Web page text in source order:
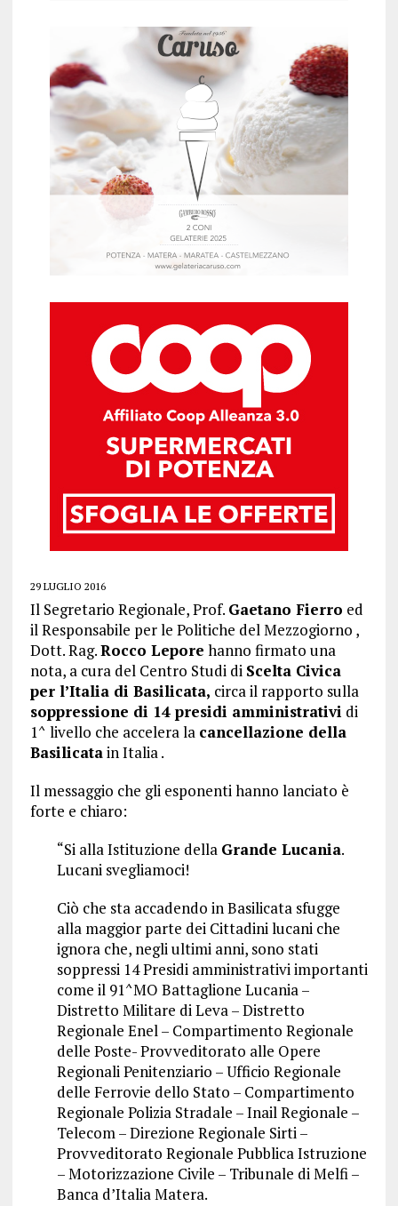
29 LUGLIO 2016
Il Segretario Regionale, Prof. Gaetano Fierro ed
il Responsabile per le Politiche del Mezzogiorno ,
Dott. Rag.Rocco Lepore hanno firmato una
nota, a cura del Centro Studi di Scelta Civica
per l’Italia di Basilicata, circa il rapporto sulla
soppressione di 14 presidi amministrativi di
1^ livello che accelera la cancellazione della
Basilicatain Italia .
Il messaggio che gli esponenti hanno lanciato è
forte e chiaro:
“Si alla Istituzione della Grande Lucania.
Lucani svegliamoci!
Ciò che sta accadendo in Basilicata sfugge
alla maggior parte dei Cittadini lucani che
ignora che, negli ultimi anni, sono stati
soppressi 14 Presidi amministrativi importanti
come il 91^MO Battaglione Lucania –
Distretto Militare di Leva – Distretto
Regionale Enel – Compartimento Regionale
delle Poste- Provveditorato alle Opere
Regionali Penitenziario – Ufficio Regionale
delle Ferrovie dello Stato – Compartimento
Regionale Polizia Stradale – Inail Regionale –
Telecom – Direzione Regionale Sirti –
Provveditorato Regionale Pubblica Istruzione
– Motorizzazione Civile – Tribunale di Melfi –
Banca d’Italia Matera.